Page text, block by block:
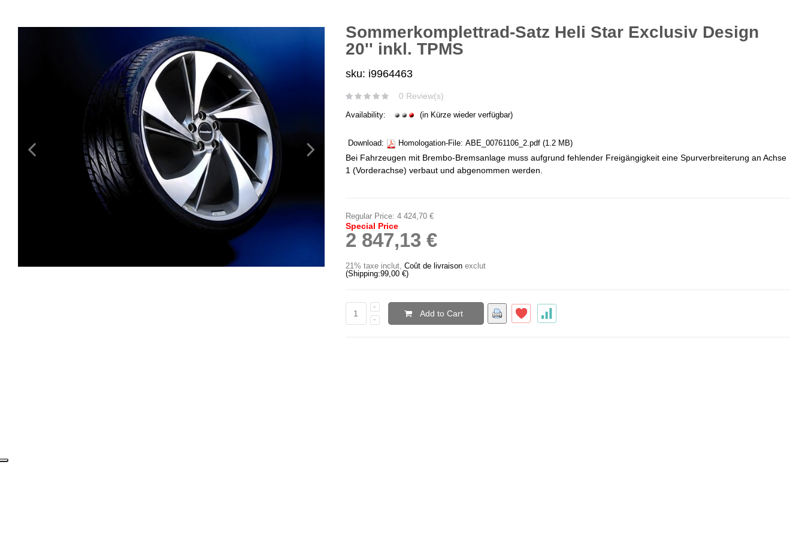
Sommerkomplettrad-Satz Heli Star Exclusiv Design
20'' inkl. TPMS
sku: i9964463
0 Review(s)
Availability: (in Kürze wieder verfügbar)
Download: Homologation-File: ABE_00761106_2.pdf(1.2 MB)
Bei Fahrzeugen mit Brembo-Bremsanlage muss aufgrund fehlender Freigängigkeit eine Spurverbreiterung an Achse
1 (Vorderachse) verbaut und abgenommen werden.
Regular Price: 4 424,70 €
Special Price
2 847,13 €
21% taxe inclut, Coût de livraisonexclut
(Shipping:99,00 €)
Add to Cart